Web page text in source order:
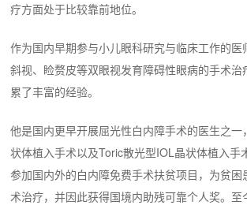
疗方面处于比较靠前地位。
作为国内早期参与小儿眼科研究与临床工作的
斜视、睑赘皮等双眼视发育障碍性眼病的手术治
累了丰富的经验。
他是国内更早开展屈光性白内障手术的医生之一
状体植入手术以及Toric散光型IOL晶状体植入手
参加国内外的白内障免费手术扶贫项目，为贫
术治疗，并因此获得国境内助残可靠个人奖。